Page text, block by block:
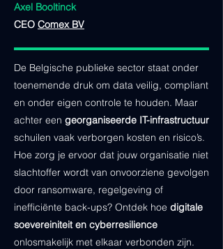
Axel Booltinck
CEO Comex BV
De Belgische publieke sector staat onder
toenemende druk om data veilig, compliant
en onder eigen controle te houden. Maar
achter een georganiseerde IT-infrastructuur
schuilen vaak verborgen kosten en risico’s.
Hoe zorg je ervoor dat jouw organisatie niet
slachtoffer wordt van onvoorziene gevolgen
door ransomware, regelgeving of
inefficiënte back-ups? Ontdek hoe digitale
soevereiniteit en cyberresilience
onlosmakelijk met elkaar verbonden zijn.